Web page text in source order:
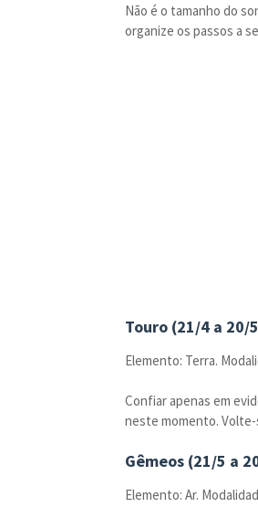
Não é o tamanho do
organize os passos a
Touro (21/4 a 20/
Elemento: Terra.
Confiar apenas em
neste momento.
Gêmeos (21/5 a
Elemento: Ar.